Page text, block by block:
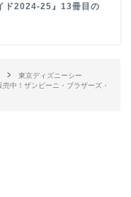
ド2024-25』13冊目の
東京ディズニーシー
中！ザンビーニ・ブラザーズ・